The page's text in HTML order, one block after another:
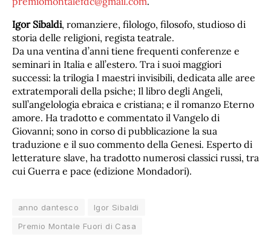
Igor Sibaldi, romanziere, filologo, filosofo, studioso di
storia delle religioni, regista teatrale.
Da una ventina d’anni tiene frequenti conferenze e
seminari in Italia e all’estero. Tra i suoi maggiori
successi: la trilogia I maestri invisibili, dedicata alle aree
extratemporali della psiche; Il libro degli Angeli,
sull’angelologia ebraica e cristiana; e il romanzo Eterno
amore. Ha tradotto e commentato il Vangelo di
Giovanni; sono in corso di pubblicazione la sua
traduzione e il suo commento della Genesi. Esperto di
letterature slave, ha tradotto numerosi classici russi, tra
cui Guerra e pace (edizione Mondadori).
anno dantesco
Igor Sibaldi
Premio Montale Fuori di Casa